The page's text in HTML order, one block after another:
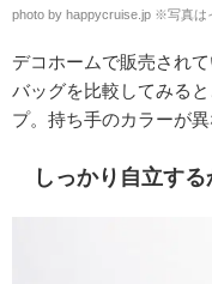
photo by happycruise.jp ※写真は
デコホームで販売され
バッグを比較してみる
プ。持ち手のカラーが
しっかり自立す